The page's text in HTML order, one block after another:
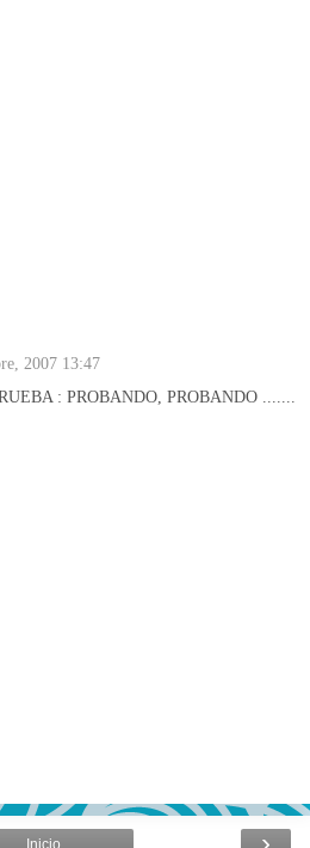
2007 13:47
: PROBANDO, PROBANDO .......